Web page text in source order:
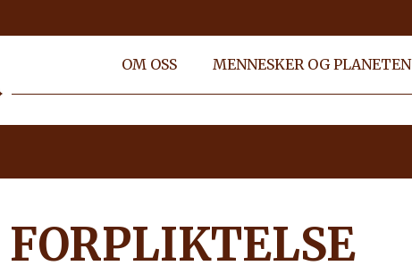
OM OSS MENNESKER OG PLANETEN